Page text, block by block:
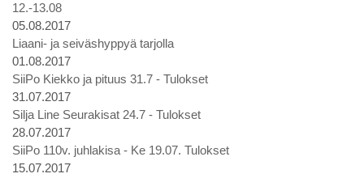
12.-13.08
05.08.2017
Liaani- ja seiväshyppyä tarjolla
01.08.2017
SiiPo Kiekko ja pituus 31.7 - Tulokset
31.07.2017
Silja Line Seurakisat 24.7 - Tulokset
28.07.2017
SiiPo 110v. juhlakisa - Ke 19.07. Tulokset
15.07.2017